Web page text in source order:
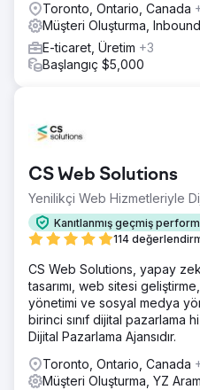
Toronto, Ontario, Canada
Müşteri Oluşturma,
E-ticaret, Üretim +3
Başlangıç $5,000
CS Web Solutions
Yenilikçi Web Hizmetleriyle
Kanıtlanmış geçmiş
114
CS Web Solutions, yapay
tasarımı, web sitesi
yönetimi ve sosyal medya
birinci sınıf dijital pazarlama
Dijital Pazarlama Ajansıdır.
Toronto, Ontario, Canada
Müşteri Oluşturma, YZ